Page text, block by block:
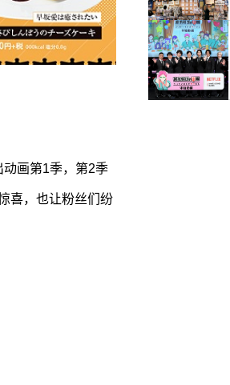
动画第1季，第2季
喜，也让粉丝们纷